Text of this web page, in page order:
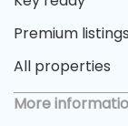
Premium listings
All properties
More